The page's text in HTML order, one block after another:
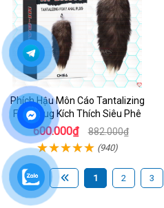
Phích Hậu Môn Cáo Tantalizing
Foxy Plug Kích Thích Siêu Phê
600.000₫ 882.000₫
(940)
1 2 3